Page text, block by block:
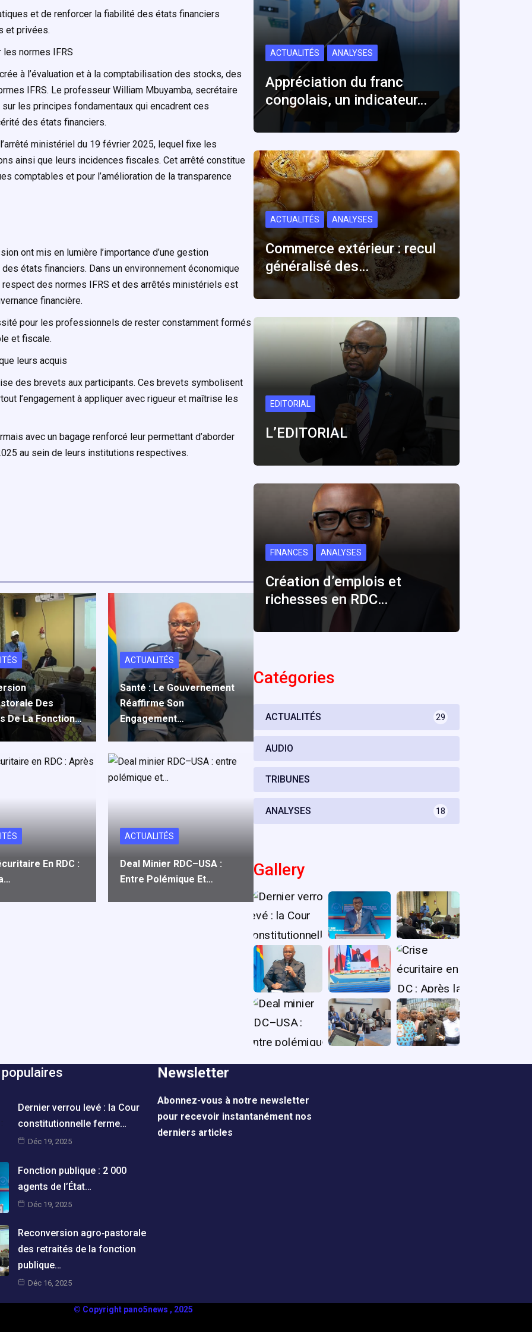
et de renforcer la fiabilité des états financiers
et privées.
normes IFRS
à l’évaluation et à la comptabilisation des stocks, des
IFRS. Le professeur William Mbuyamba, secrétaire
les principes fondamentaux qui encadrent ces
des états financiers.
ministériel du 19 février 2025, lequel fixe les
ainsi que leurs incidences fiscales. Cet arrêté constitue
comptables et pour l’amélioration de la transparence
ont mis en lumière l’importance d’une gestion
états financiers. Dans un environnement économique
des normes IFRS et des arrêtés ministériels est
financière.
pour les professionnels de rester constamment formés
et fiscale.
leurs acquis
des brevets aux participants. Ces brevets symbolisent
l’engagement à appliquer avec rigueur et maîtrise les
avec un bagage renforcé leur permettant d’aborder
au sein de leurs institutions respectives.
Des
De La Fonction…
ACTUALITÉS
Santé : Le Gouvernement
Réaffirme Son
Engagement…
En RDC :
ACTUALITÉS
Deal Minier RDC–USA :
Entre Polémique Et…
ACTUALITÉS ANALYSES
Appréciation du franc
congolais, un indicateur…
ACTUALITÉS ANALYSES
Commerce extérieur : recul
généralisé des…
EDITORIAL
L’EDITORIAL
FINANCES ANALYSES
Création d’emplois et
richesses en RDC…
Catégories
ACTUALITÉS 29
AUDIO
TRIBUNES
ANALYSES 18
Gallery
Dernier verrou levé : la Cour
constitutionnelle ferme…
Déc 19, 2025
Fonction publique : 2 000
agents de l’État…
Déc 19, 2025
Reconversion agro‑pastorale
des retraités de la fonction
publique…
Déc 16, 2025
Newsletter
Abonnez-vous à notre newsletter
pour recevoir instantanément nos
derniers articles
© Copyright pano5news , 2025